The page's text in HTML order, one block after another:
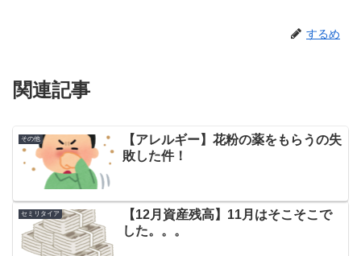
するめ
関連記事
その他
【アレルギー】花粉の薬をもらうの失
敗した件！
セミリタイア
【12月資産残高】11月はそこそこで
した。。。